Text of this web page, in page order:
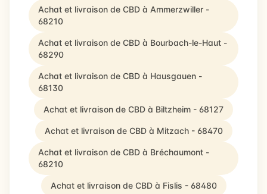
Achat et livraison de CBD à Ammerzwiller -
68210
Achat et livraison de CBD à Bourbach-le-Haut -
68290
Achat et livraison de CBD à Hausgauen -
68130
Achat et livraison de CBD à Biltzheim - 68127
Achat et livraison de CBD à Mitzach - 68470
Achat et livraison de CBD à Bréchaumont -
68210
Achat et livraison de CBD à Fislis - 68480